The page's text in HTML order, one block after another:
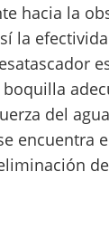
hacia la
la
del
encuentra